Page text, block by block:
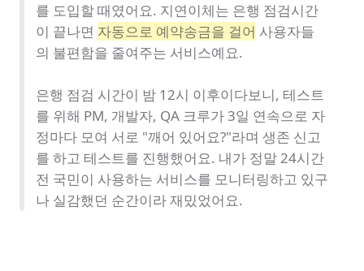
를 도입할 때였어요. 지연이체는 은행 점검시간
이 끝나면 자동으로 예약송금을 걸어 사용자들
의 불편함을 줄여주는 서비스예요.
은행 점검 시간이 밤 12시 이후이다보니, 테스트
를 위해 PM, 개발자, QA 크루가 3일 연속으로 자
정마다 모여 서로 "깨어 있어요?"라며 생존 신고
를 하고 테스트를 진행했어요. 내가 정말 24시간
전 국민이 사용하는 서비스를 모니터링하고 있구
나 실감했던 순간이라 재밌었어요.